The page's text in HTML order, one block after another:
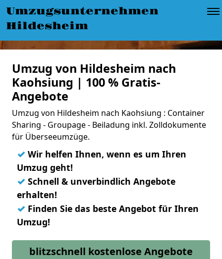
Umzugsunternehmen
Hildesheim
Umzug von Hildesheim nach
Kaohsiung | 100 % Gratis-
Angebote
Umzug von Hildesheim nach Kaohsiung : Container
Sharing - Groupage - Beiladung inkl. Zolldokumente
für Überseeumzüge.
✓ Wir helfen Ihnen, wenn es um Ihren
Umzug geht!
✓ Schnell & unverbindlich Angebote
erhalten!
✓ Finden Sie das beste Angebot für Ihren
Umzug!
blitzschnell kostenlose Angebote